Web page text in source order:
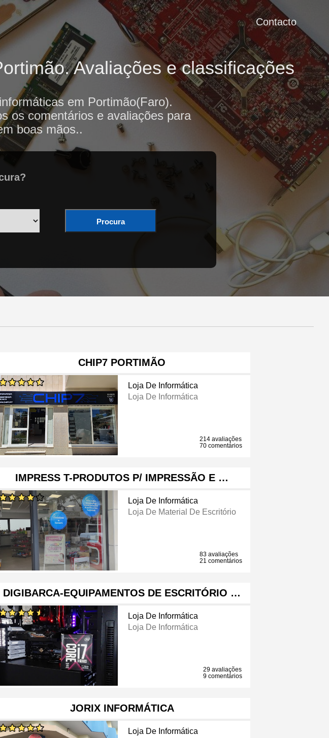
Contacto
Avaliações e classificações
em Portimão(Faro).
os comentários e avaliações para
boas mãos..
Procura
CHIP7 PORTIMÃO
Loja De Informática
Loja De Informática
214 avaliações
70 comentários
IMPRESS T-PRODUTOS P/ IMPRESSÃO E …
Loja De Informática
Loja De Material De Escritório
83 avaliações
21 comentários
DIGIBARCA-EQUIPAMENTOS DE ESCRITÓRIO …
Loja De Informática
Loja De Informática
29 avaliações
9 comentários
JORIX INFORMÁTICA
Loja De Informática